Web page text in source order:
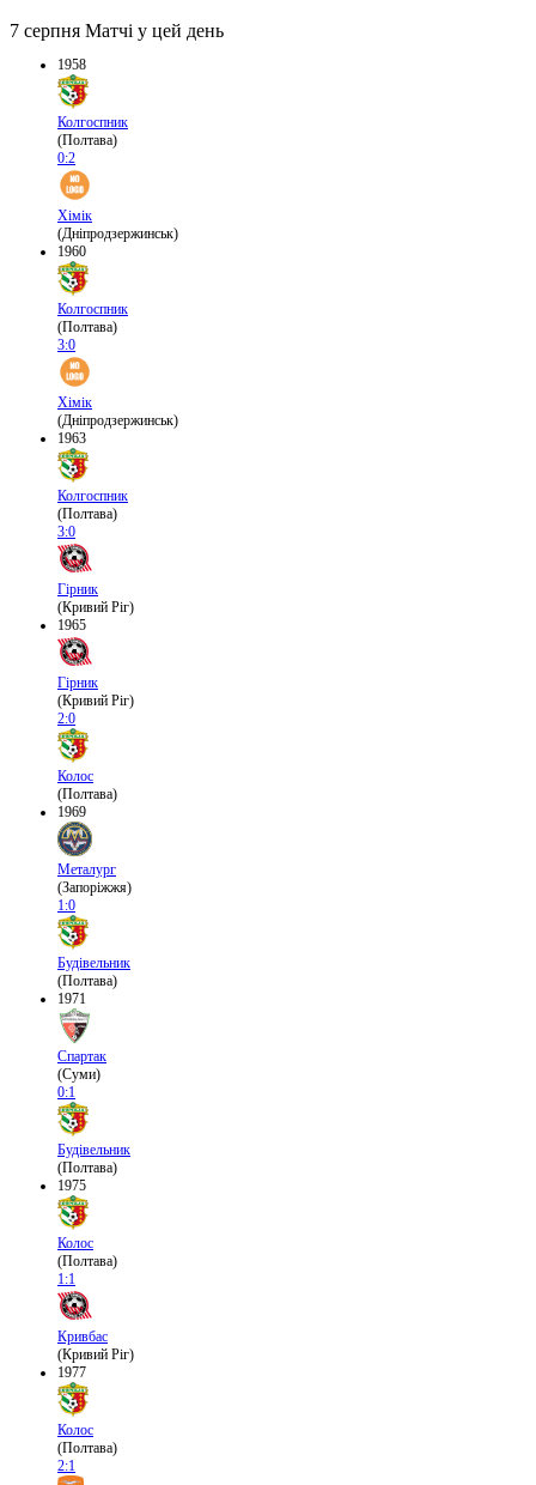
7 серпня Матчі у цей день
1958
Колгоспник
(Полтава)
0:2
Хімік
(Дніпродзержинськ)
1960
Колгоспник
(Полтава)
3:0
Хімік
(Дніпродзержинськ)
1963
Колгоспник
(Полтава)
3:0
Гірник
(Кривий Ріг)
1965
Гірник
(Кривий Ріг)
2:0
Колос
(Полтава)
1969
Металург
(Запоріжжя)
1:0
Будівельник
(Полтава)
1971
Спартак
(Суми)
0:1
Будівельник
(Полтава)
1975
Колос
(Полтава)
1:1
Кривбас
(Кривий Ріг)
1977
Колос
(Полтава)
2:1